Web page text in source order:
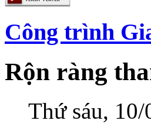
Công trình
Rộn ràng
Thứ sáu, 10/